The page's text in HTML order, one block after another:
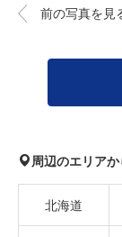
前の写真を見
周辺のエリア
北海道